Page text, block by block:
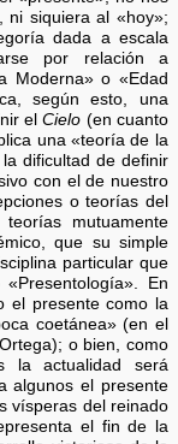
ni siquiera al «hoy»;
dada a escala
por relación a
Moderna» o «Edad
según esto, una
elCielo (en cuanto
una «teoría de la
dificultad de definir
con el de nuestro
o teorías del
mutuamente
que su simple
particular que
En
el presente como la
coetánea» (en el
o bien, como
la actualidad será
algunos el presente
vísperas del reinado
el fin de la